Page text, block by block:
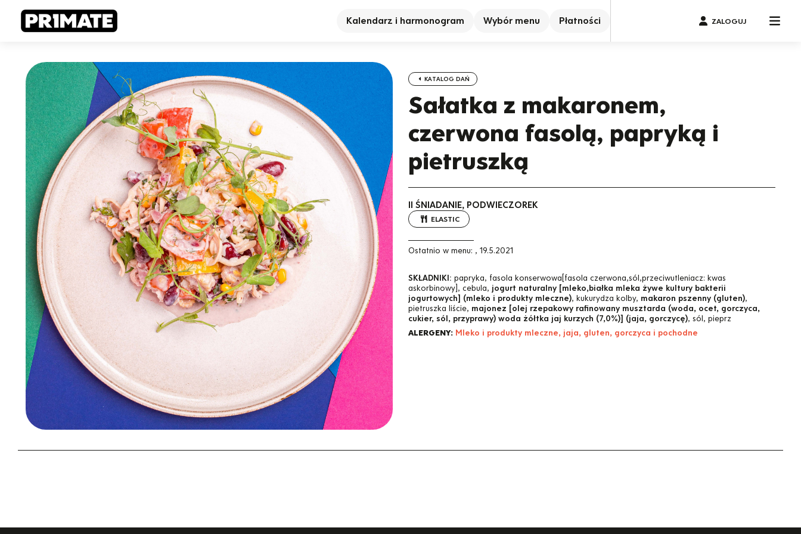
Kalendarz i harmonogram Wybór menu Płatności ZALOGUJ
KATALOG DAŃ
Sałatka z makaronem,
czerwona fasolą, papryką i
pietruszką
II ŚNIADANIE, PODWIECZOREK
ELASTIC
Ostatnio w menu: , 19.5.2021
SKŁADNIKI: papryka, fasola konserwowa[fasola czerwona,sól,przeciwutleniacz: kwas
askorbinowy], cebula, jogurt naturalny [mleko,białka mleka żywe kultury bakterii
jogurtowych] (mleko i produkty mleczne), kukurydza kolby, makaron pszenny (gluten),
pietruszka liście, majonez [olej rzepakowy rafinowany musztarda (woda, ocet, gorczyca,
cukier, sól, przyprawy) woda żółtka jaj kurzych (7,0%)] (jaja, gorczycę), sól, pieprz
ALERGENY: Mleko i produkty mleczne, jaja, gluten, gorczyca i pochodne